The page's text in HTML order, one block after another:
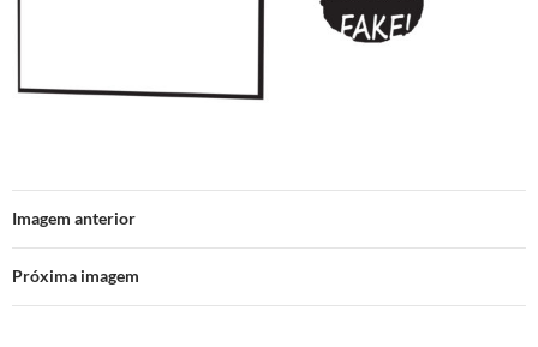
Imagem anterior
Próxima imagem